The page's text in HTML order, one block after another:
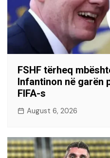
FSHF tërheq
Infantinon në garën
FIFA-s
August 6, 2026